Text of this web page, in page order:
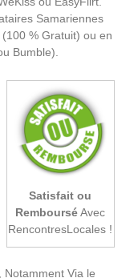
Samariennes
% Gratuit) ou en
Bumble).
Satisfait ou
RembourséAvec
RencontresLocales !
Notamment Via le